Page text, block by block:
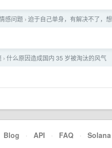
感问题 › 迫于自己单身，有解决不了，
› 什么原因造成国内 35 岁被淘汰的风气
Blog · API · FAQ · Solana